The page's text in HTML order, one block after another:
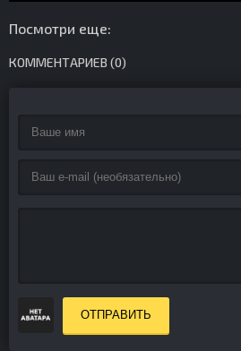
Посмотри еще:
КОММЕНТАРИЕВ (0)
ОТПРАВИТЬ